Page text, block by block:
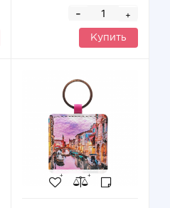
+
-
Купить